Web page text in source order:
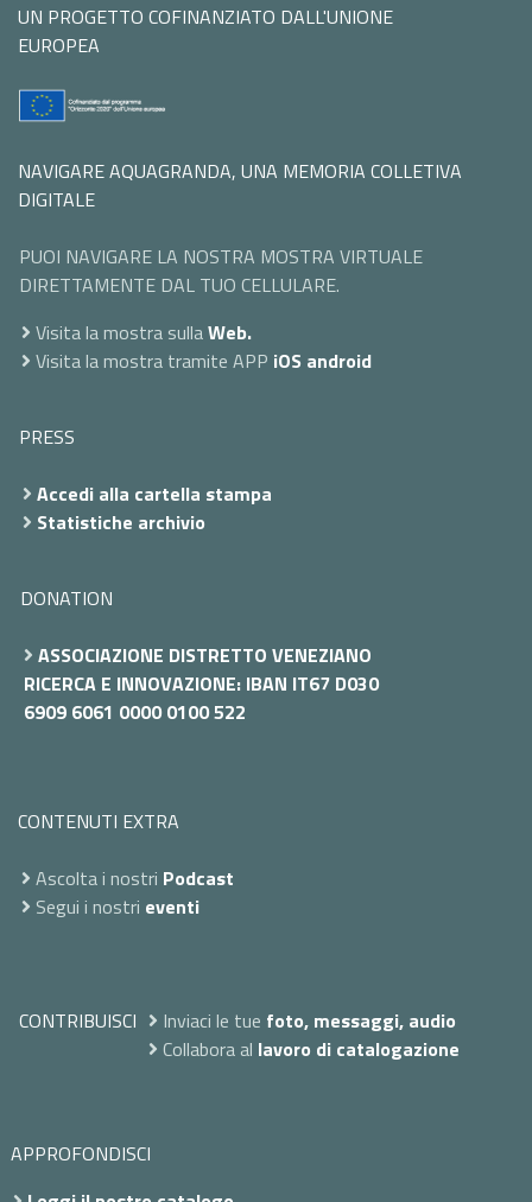
UN PROGETTO COFINANZIATO DALL'UNIONE
EUROPEA
NAVIGARE AQUAGRANDA, UNA MEMORIA COLLETIVA
DIGITALE
PUOI NAVIGARE LA NOSTRA MOSTRA VIRTUALE
DIRETTAMENTE DAL TUO CELLULARE.
Visita la mostra sullaWeb.
Visita la mostra tramite APP iOS android
PRESS
Accedi alla cartella stampa
Statistiche archivio
DONATION
ASSOCIAZIONE DISTRETTO VENEZIANO
RICERCA E INNOVAZIONE: IBAN IT67 D030
6909 6061 0000 0100 522
CONTENUTI EXTRA
Ascolta i nostri Podcast
Segui i nostri eventi
CONTRIBUISCI Inviaci le tue foto, messaggi, audio
Collabora al lavoro di catalogazione
APPROFONDISCI